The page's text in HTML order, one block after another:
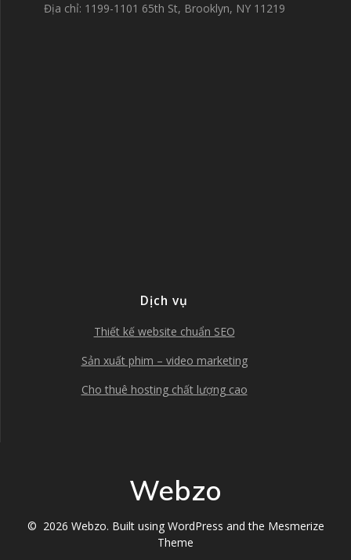
Địa chỉ: 1199-1101 65th St, Brooklyn, NY 11219
Dịch vụ
Thiết kế website chuẩn SEO
Sản xuất phim – video marketing
Cho thuê hosting chất lượng cao
Webzo
© 2026 Webzo. Built using WordPress and the Mesmerize
Theme